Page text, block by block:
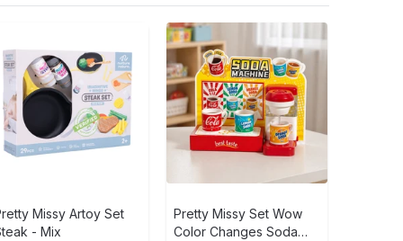
Missy Artoy Set
- Mix
Pretty Missy Set Wow
Color Changes Soda